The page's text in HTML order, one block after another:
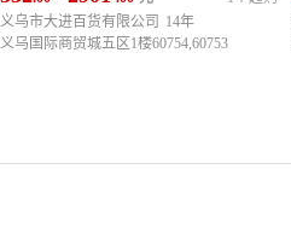
义乌市大进百货有限公司
14年
义乌国际商贸城五区1楼60754,60753